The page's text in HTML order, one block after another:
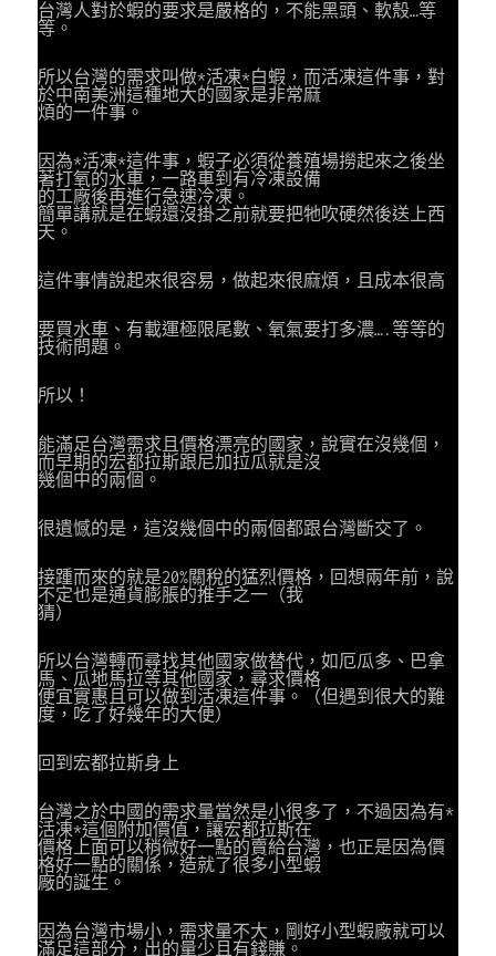
台灣人對於蝦的要求是嚴格的，不能黑頭、軟殼…等
等。
所以台灣的需求叫做*活凍*白蝦，而活凍這件事，對
於中南美洲這種地大的國家是非常麻
煩的一件事。
因為*活凍*這件事，蝦子必須從養殖場撈起來之後坐
著打氧的水車，一路車到有冷凍設備
的工廠後再進行急速冷凍。
簡單講就是在蝦還沒掛之前就要把牠吹硬然後送上西
天。
這件事情說起來很容易，做起來很麻煩，且成本很高
要買水車、有載運極限尾數、氧氣要打多濃….等等的
技術問題。
所以！
能滿足台灣需求且價格漂亮的國家，說實在沒幾個，
而早期的宏都拉斯跟尼加拉瓜就是沒
幾個中的兩個。
很遺憾的是，這沒幾個中的兩個都跟台灣斷交了。
接踵而來的就是20%關稅的猛烈價格，回想兩年前，說
不定也是通貨膨脹的推手之一（我
猜）
所以台灣轉而尋找其他國家做替代，如厄瓜多、巴拿
馬、瓜地馬拉等其他國家，尋求價格
便宜實惠且可以做到活凍這件事。（但遇到很大的難
度，吃了好幾年的大便）
回到宏都拉斯身上
台灣之於中國的需求量當然是小很多了，不過因為有*
活凍*這個附加價值，讓宏都拉斯在
價格上面可以稍微好一點的賣給台灣，也正是因為價
格好一點的關係，造就了很多小型蝦
廠的誕生。
因為台灣市場小，需求量不大，剛好小型蝦廠就可以
滿足這部分，出的量少且有錢賺。